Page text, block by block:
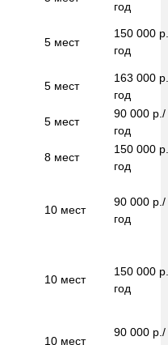
год
5 мест
150 000
год
5 мест
163 000
год
5 мест
90 000 р./
год
8 мест
150 000
год
10 мест
90 000 р./
год
10 мест
150 000
год
10 мест
90 000 р./